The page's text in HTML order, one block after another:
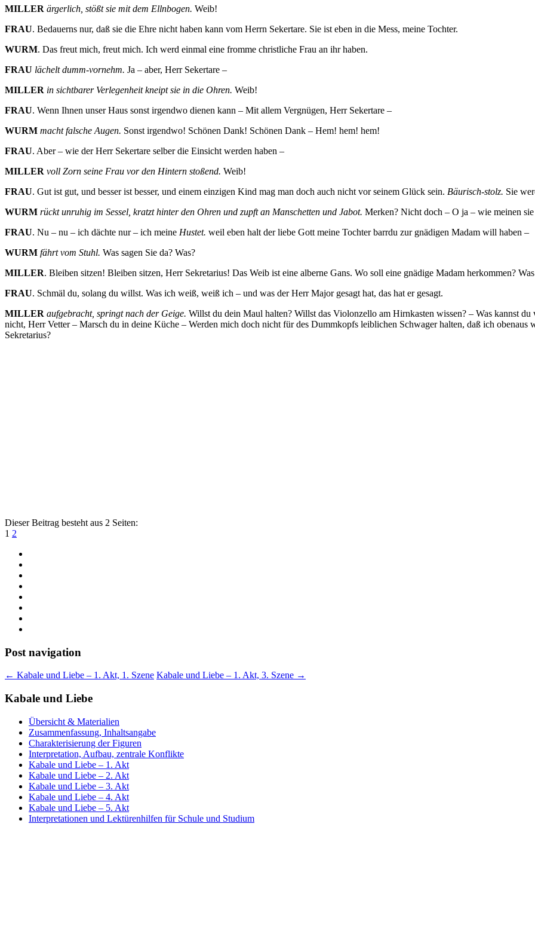
MILLER ärgerlich, stößt sie mit dem Ellnbogen. Weib!
FRAU. Bedauerns nur, daß sie die Ehre nicht haben kann vom Herrn Sekertare. Sie ist eben in die Mess, meine Tochter.
WURM. Das freut mich, freut mich. Ich werd einmal eine fromme christliche Frau an ihr haben.
FRAU lächelt dumm-vornehm. Ja – aber, Herr Sekertare –
MILLER in sichtbarer Verlegenheit kneipt sie in die Ohren. Weib!
FRAU. Wenn Ihnen unser Haus sonst irgendwo dienen kann – Mit allem Vergnügen, Herr Sekertare –
WURM macht falsche Augen. Sonst irgendwo! Schönen Dank! Schönen Dank – Hem! hem! hem!
FRAU. Aber – wie der Herr Sekertare selber die Einsicht werden haben –
MILLER voll Zorn seine Frau vor den Hintern stoßend. Weib!
FRAU. Gut ist gut, und besser ist besser, und einem einzigen Kind mag man doch auch nicht vor seinem Glück sein. Bäurisch-stolz. Sie
WURM rückt unruhig im Sessel, kratzt hinter den Ohren und zupft an Manschetten und Jabot. Merken? Nicht doch – O ja – wie meinen sie
FRAU. Nu – nu – ich dächte nur – ich meine Hustet. weil eben halt der liebe Gott meine Tochter barrdu zur gnädigen Madam will haben –
WURM fährt vom Stuhl. Was sagen Sie da? Was?
MILLER. Bleiben sitzen! Bleiben sitzen, Herr Sekretarius! Das Weib ist eine alberne Gans. Wo soll eine gnädige Madam herkommen?
FRAU. Schmäl du, solang du willst. Was ich weiß, weiß ich – und was der Herr Major gesagt hat, das hat er gesagt.
MILLER aufgebracht, springt nach der Geige. Willst du dein Maul halten? Willst das Violonzello am Hirnkasten wissen? – Was kannst du
nicht, Herr Vetter – Marsch du in deine Küche – Werden mich doch nicht für des Dummkopfs leiblichen Schwager halten, daß ich
Sekretarius?
Dieser Beitrag besteht aus 2 Seiten:
1 2
Post navigation
← Kabale und Liebe – 1. Akt, 1. Szene Kabale und Liebe – 1. Akt, 3. Szene →
Kabale und Liebe
Übersicht & Materialien
Zusammenfassung, Inhaltsangabe
Charakterisierung der Figuren
Interpretation, Aufbau, zentrale Konflikte
Kabale und Liebe – 1. Akt
Kabale und Liebe – 2. Akt
Kabale und Liebe – 3. Akt
Kabale und Liebe – 4. Akt
Kabale und Liebe – 5. Akt
Interpretationen und Lektürenhilfen für Schule und Studium